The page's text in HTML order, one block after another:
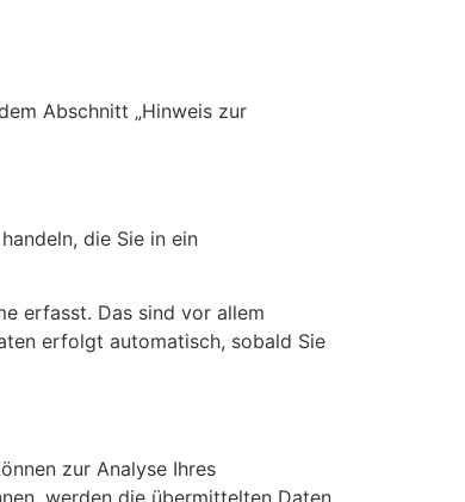
Abschnitt „Hinweis zur
die Sie in ein
erfasst. Das sind vor allem
erfolgt automatisch, sobald Sie
zur Analyse Ihres
werden die übermittelten Daten